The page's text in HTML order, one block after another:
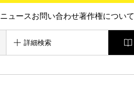
ニュースお問い合わせ著作権について
詳細検索